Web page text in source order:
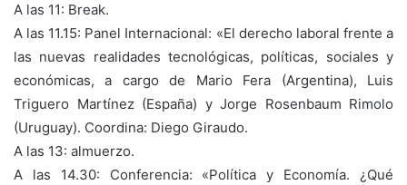
A las 11: Break.
A las 11.15: Panel Internacional: «El derecho laboral frente a
las nuevas realidades tecnológicas, políticas, sociales y
económicas, a cargo de Mario Fera (Argentina), Luis
Triguero Martínez (España) y Jorge Rosenbaum Rimolo
(Uruguay). Coordina: Diego Giraudo.
A las 13: almuerzo.
A las 14.30: Conferencia: «Política y Economía. ¿Qué